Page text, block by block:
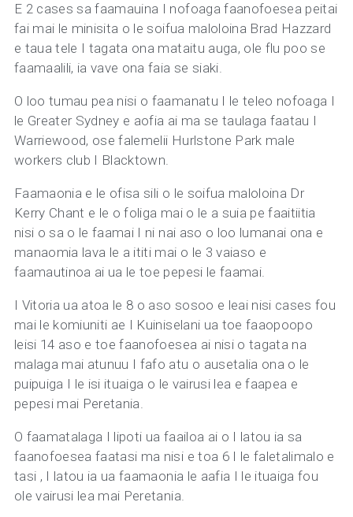
E 2 cases sa faamauina I nofoaga faanofoesea peitai
fai mai le minisita o le soifua maloloina Brad Hazzard
e taua tele I tagata ona mataitu auga, ole flu poo se
faamaalili, ia vave ona faia se siaki.
O loo tumau pea nisi o faamanatu I le teleo nofoaga I
le Greater Sydney e aofia ai ma se taulaga faatau I
Warriewood, ose falemelii Hurlstone Park male
workers club I Blacktown.
Faamaonia e le ofisa sili o le soifua maloloina Dr
Kerry Chant e le o foliga mai o le a suia pe faaitiitia
nisi o sa o le faamai I ni nai aso o loo lumanai ona e
manaomia lava le a ititi mai o le 3 vaiaso e
faamautinoa ai ua le toe pepesi le faamai.
I Vitoria ua atoa le 8 o aso sosoo e leai nisi cases fou
mai le komiuniti ae I Kuiniselani ua toe faaopoopo
leisi 14 aso e toe faanofoesea ai nisi o tagata na
malaga mai atunuu I fafo atu o ausetalia ona o le
puipuiga I le isi ituaiga o le vairusi lea e faapea e
pepesi mai Peretania.
O faamatalaga I lipoti ua faailoa ai o I latou ia sa
faanofoesea faatasi ma nisi e toa 6 I le faletalimalo e
tasi , I latou ia ua faamaonia le aafia I le ituaiga fou
ole vairusi lea mai Peretania.